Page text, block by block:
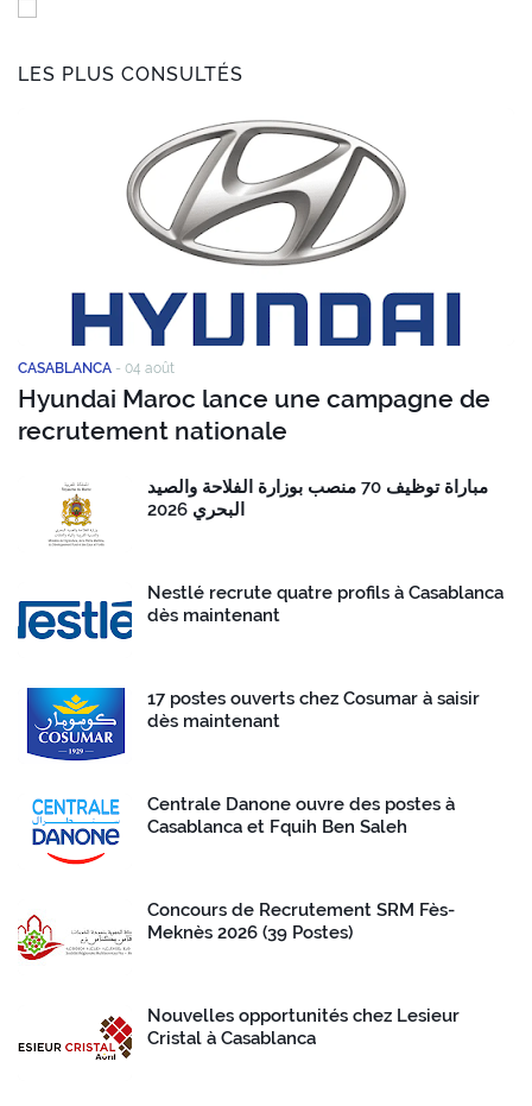
LES PLUS CONSULTÉS
CASABLANCA - 04 août
Hyundai Maroc lance une campagne de
recrutement nationale
مباراة توظيف 70 منصب بوزارة الفلاحة والصيد
البحري 2026
Nestlé recrute quatre profils à Casablanca
dès maintenant
17 postes ouverts chez Cosumar à saisir
dès maintenant
Centrale Danone ouvre des postes à
Casablanca et Fquih Ben Saleh
Concours de Recrutement SRM Fès-
Meknès 2026 (39 Postes)
Nouvelles opportunités chez Lesieur
Cristal à Casablanca